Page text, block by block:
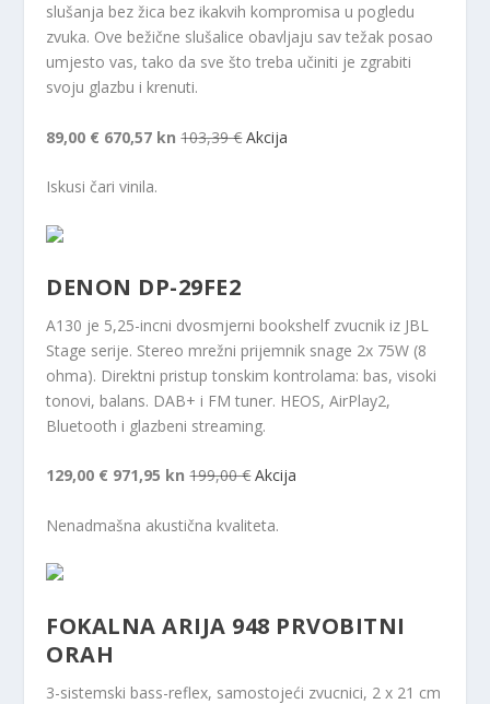
slušanja bez žica bez ikakvih kompromisa u pogledu
zvuka. Ove bežične slušalice obavljaju sav težak posao
umjesto vas, tako da sve što treba učiniti je zgrabiti
svoju glazbu i krenuti.
89,00 € 670,57 kn 103,39 € Akcija
Iskusi čari vinila.
DENON DP-29FE2
A130 je 5,25-incni dvosmjerni bookshelf zvucnik iz JBL
Stage serije. Stereo mrežni prijemnik snage 2x 75W (8
ohma). Direktni pristup tonskim kontrolama: bas, visoki
tonovi, balans. DAB+ i FM tuner. HEOS, AirPlay2,
Bluetooth i glazbeni streaming.
129,00 € 971,95 kn 199,00 € Akcija
Nenadmašna akustična kvaliteta.
FOKALNA ARIJA 948 PRVOBITNI
ORAH
3-sistemski bass-reflex, samostojeći zvucnici, 2 x 21 cm